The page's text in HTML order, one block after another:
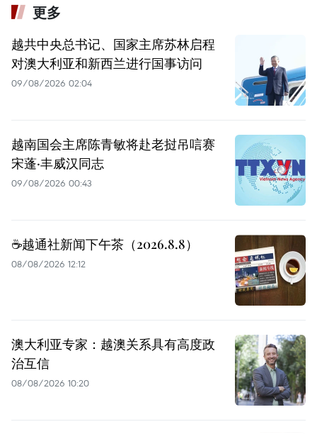
更多
越共中央总书记、国家主席苏林启程
对澳大利亚和新西兰进行国事访问
09/08/2026 02:04
越南国会主席陈青敏将赴老挝吊唁赛
宋蓬·丰威汉同志
09/08/2026 00:43
☕️越通社新闻下午茶（2026.8.8）
08/08/2026 12:12
澳大利亚专家：越澳关系具有高度政
治互信
08/08/2026 10:20